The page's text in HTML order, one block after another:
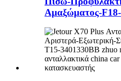
Αμαξώματος-